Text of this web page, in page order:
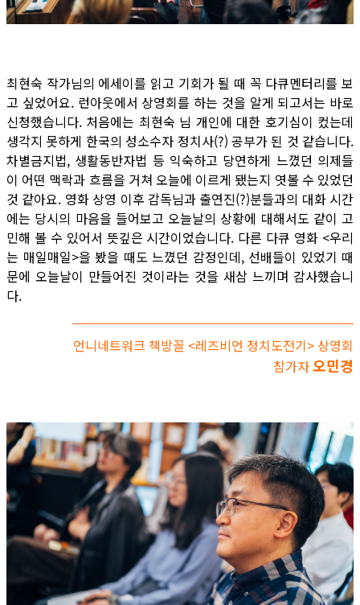
최현숙 작가님의 에세이를 읽고 기회가 될 때 꼭 다큐멘터리를 보
고 싶었어요. 런아웃에서 상영회를 하는 것을 알게 되고서는 바로
신청했습니다. 처음에는 최현숙 님 개인에 대한 호기심이 컸는데
생각지 못하게 한국의 성소수자 정치사(?) 공부가 된 것 같습니다.
차별금지법, 생활동반자법 등 익숙하고 당연하게 느꼈던 의제들
이 어떤 맥락과 흐름을 거쳐 오늘에 이르게 됐는지 엿볼 수 있었던
것 같아요. 영화 상영 이후 감독님과 출연진(?)분들과의 대화 시간
에는 당시의 마음을 들어보고 오늘날의 상황에 대해서도 같이 고
민해 볼 수 있어서 뜻깊은 시간이었습니다. 다른 다큐 영화 <우리
는 매일매일>을 봤을 때도 느꼈던 감정인데, 선배들이 있었기 때
문에 오늘날이 만들어진 것이라는 것을 새삼 느끼며 감사했습니
다.
언니네트워크 책방꼴 <레즈비언 정치도전기> 상영회
참가자오민경